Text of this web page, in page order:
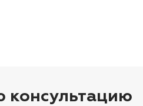
консультацию